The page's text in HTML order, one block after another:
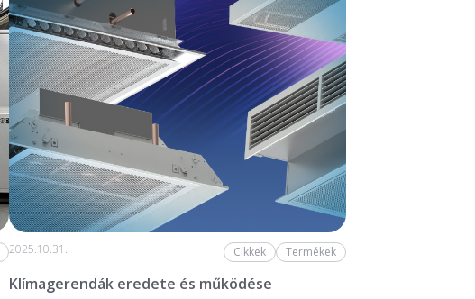
2025.10.31. Cikkek Termékek
Klímagerendák eredete és működése